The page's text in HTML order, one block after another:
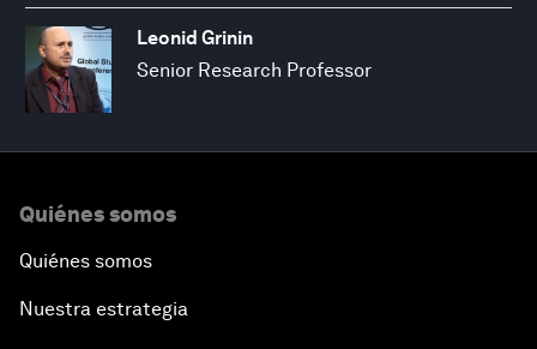
Leonid Grinin
Senior Research Professor
Quiénes somos
Quiénes somos
Nuestra estrategia